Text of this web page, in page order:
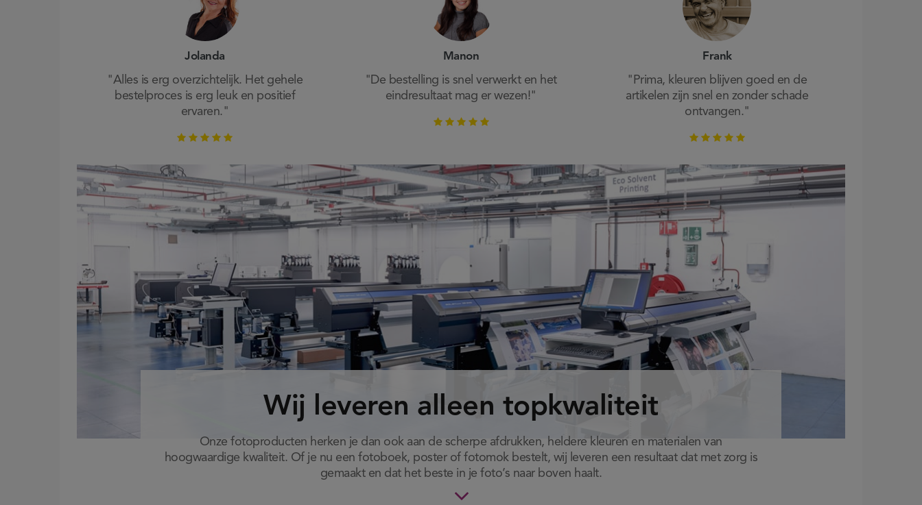
Jolanda
"Alles is erg overzichtelijk. Het gehele
bestelproces is erg leuk en positief
ervaren."
Manon
"De bestelling is snel verwerkt en het
eindresultaat mag er wezen!"
Frank
"Prima, kleuren blijven goed en de
artikelen zijn snel en zonder schade
ontvangen."
Wij leveren alleen topkwaliteit
Onze fotoproducten herken je dan ook aan de scherpe afdrukken, heldere kleuren en materialen van
hoogwaardige kwaliteit. Of je nu een fotoboek, poster of fotomok bestelt, wij leveren een resultaat dat met zorg is
gemaakt en dat het beste in je foto’s naar boven haalt.